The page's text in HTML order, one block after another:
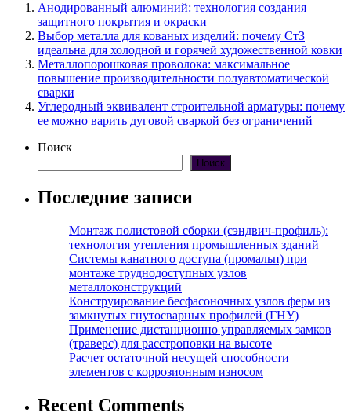
Анодированный алюминий: технология создания
защитного покрытия и окраски
Выбор металла для кованых изделий: почему Ст3
идеальна для холодной и горячей художественной ковки
Металлопорошковая проволока: максимальное
повышение производительности полуавтоматической
сварки
Углеродный эквивалент строительной арматуры: почему
ее можно варить дуговой сваркой без ограничений
Поиск
Поиск
Последние записи
Монтаж полистовой сборки (сэндвич-профиль):
технология утепления промышленных зданий
Системы канатного доступа (промальп) при
монтаже труднодоступных узлов
металлоконструкций
Конструирование бесфасоночных узлов ферм из
замкнутых гнутосварных профилей (ГНУ)
Применение дистанционно управляемых замков
(траверс) для расстроповки на высоте
Расчет остаточной несущей способности
элементов с коррозионным износом
Recent Comments